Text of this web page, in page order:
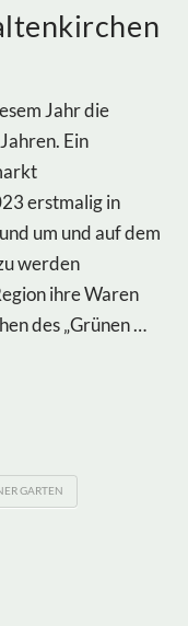
Jahr die
Ein
erstmalig in
um und auf dem
werden
ihre Waren
des „Grünen …
GARTEN